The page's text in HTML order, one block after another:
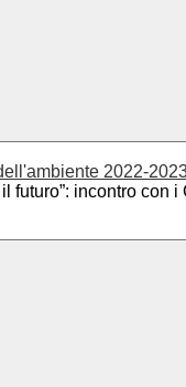
2022-
futuro”: incontro con i